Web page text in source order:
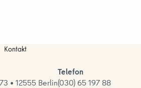
Kontakt
• 12555 Berlin
Telefon
(030) 65 197 88